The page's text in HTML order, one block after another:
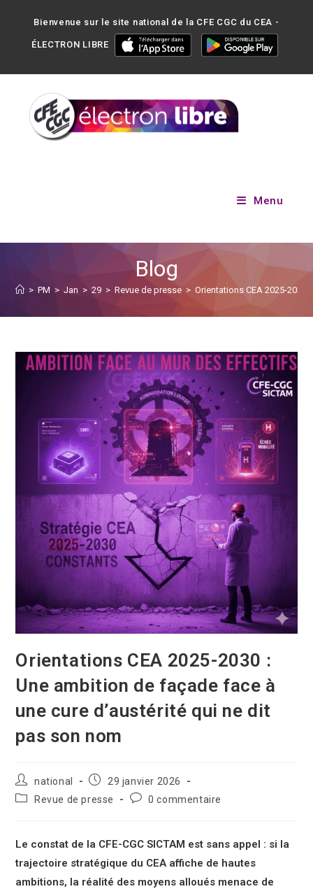
Bienvenue sur le site national de la CFE CGC du CEA -
ÉLECTRON LIBRE
Menu
Blog
> PM > Jan > 29 > Revue de presse > Orientations CEA 2025-
Orientations CEA 2025-2030 :
Une ambition de façade face à
une cure d’austérité qui ne dit
pas son nom
national
29 janvier 2026
Revue de presse
0 commentaire
Le constat de la CFE-CGC SICTAM est sans appel : si la
trajectoire stratégique du CEA affiche de hautes
ambitions, la réalité des moyens alloués menace de